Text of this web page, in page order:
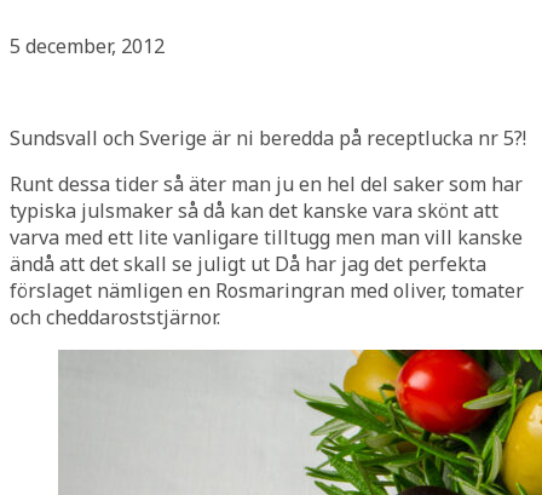
5 december, 2012
Sundsvall och Sverige är ni beredda på receptlucka nr 5?!
Runt dessa tider så äter man ju en hel del saker som har
typiska julsmaker så då kan det kanske vara skönt att
varva med ett lite vanligare tilltugg men man vill kanske
ändå att det skall se juligt ut Då har jag det perfekta
förslaget nämligen en Rosmaringran med oliver, tomater
och cheddaroststjärnor.